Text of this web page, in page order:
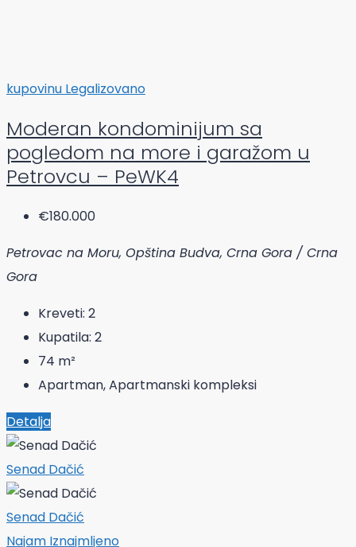
kupovinu Legalizovano
Moderan kondominijum sa
pogledom na more i garažom u
Petrovcu – PeWK4
€180.000
Petrovac na Moru, Opština Budva, Crna Gora / Crna
Gora
Kreveti: 2
Kupatila: 2
74 m²
Apartman, Apartmanski kompleksi
Detalja
Senad Dačić
Senad Dačić
Najam Iznajmljeno